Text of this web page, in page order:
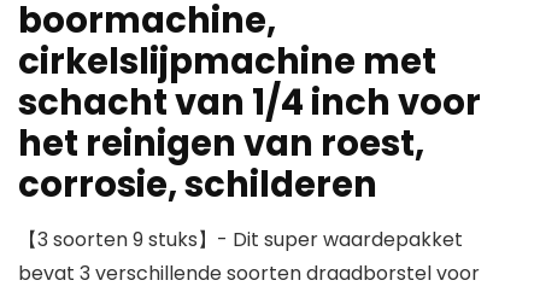
boormachine,
cirkelslijpmachine met
schacht van 1/4 inch voor
het reinigen van roest,
corrosie, schilderen
【3 soorten 9 stuks】- Dit super waardepakket
bevat 3 verschillende soorten draadborstel voor